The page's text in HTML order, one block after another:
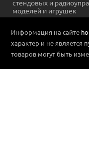
стендовых и
моделей и игрушек
Информация на сайте
характер и не
товаров могут быть